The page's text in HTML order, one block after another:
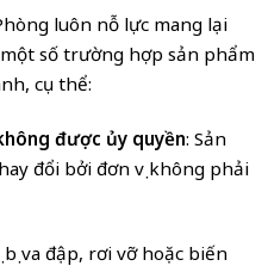
luôn nỗ lực mang lại
số trường hợp sản phẩm
cụ thể:
được ủy quyền: Sản
đổi bởi đơn vị không phải
bị va đập, rơi vỡ hoặc biến